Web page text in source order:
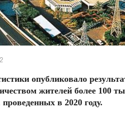
опубликовало
жителей более 100
в 2020 году.